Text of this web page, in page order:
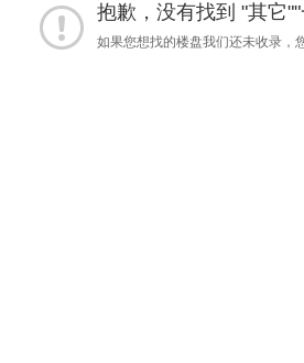
抱歉，没有找到 "其它
如果您想找的楼盘我们还未收录，